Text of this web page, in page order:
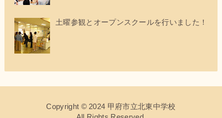
土曜参観とオープンスクールを行いました！
Copyright © 2024 甲府市立北東中学校